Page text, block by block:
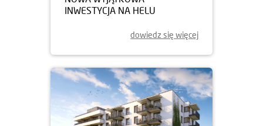
INWESTYCJA NA HELU
dowiedz się więcej